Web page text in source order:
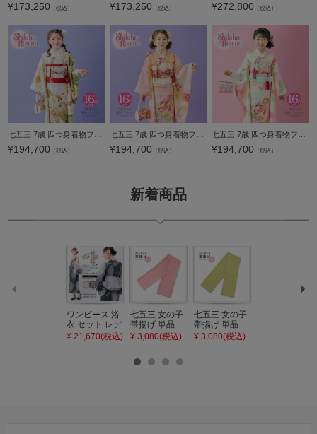
¥173,250 （税込） ¥173,250 （税込） ¥272,800 （税込）
¥194,700 （税込） ¥194,700 （税込） ¥194,700 （税込）
新着商品
ワンピース 浴
衣 セット レデ
ィース 吸水速
タン・夜の葉
¥ 21,670(税込)
七五三 女の子
帯揚げ 単品
「灰桃色」日
びあげ 和装 着
【メール便不
¥ 3,080(税込)
七五三 女の子
帯揚げ 単品
「若葉色」日
【メール便不
¥ 3,080(税込)
【メール便不